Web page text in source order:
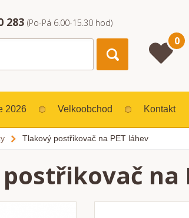
283 (Po-Pá 6.00-15.30 hod)
0
2026 Velkoobchod Kontakt
Tlakový postřikovač na PET láhev
na